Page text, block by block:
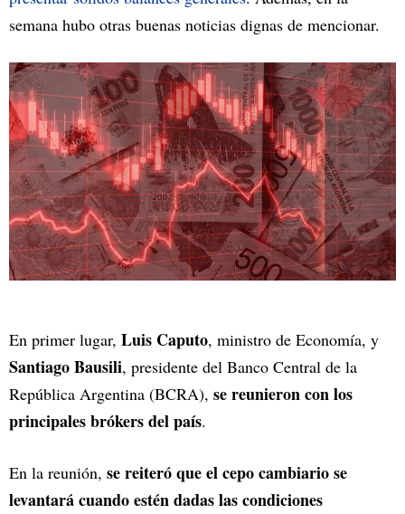
semana hubo otras buenas noticias dignas de mencionar.
En primer lugar, Luis Caputo, ministro de Economía, y
Santiago Bausili, presidente del Banco Central de la
República Argentina (BCRA), se reunieron con los
principales brókers del país.
En la reunión, se reiteró que el cepo cambiario se
levantará cuando estén dadas las condiciones